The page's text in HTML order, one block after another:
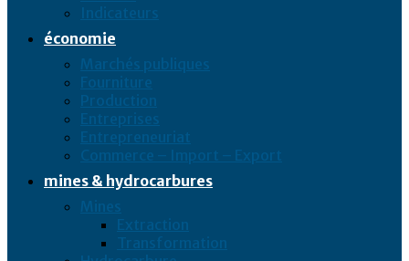
Indicateurs
économie
Marchés publiques
Fourniture
Production
Entreprises
Entrepreneuriat
Commerce – Import – Export
mines & hydrocarbures
Mines
Extraction
Transformation